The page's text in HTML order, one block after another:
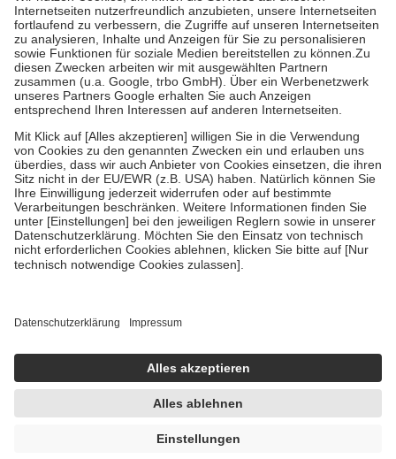
Kosten der Leistung zu entrichten.
Diese Regeln gelten grundsätzlich auch für Online-Apotheken.
Bei Heilmitteln und häuslicher Krankenpflege beträgt die
Zuzahlung zehn Prozent der Kosten sowie zehn Euro je
Verordnung.
Um das Engagement der Versicherten für ihre eigene Gesundheit zu
stärken und die besondere Stellung der Familie zu unterstützen,
fallenkeine Zuzahlungenan bei:
• Kindern und Jugendlichen bis zum vollendeten 18. Lebensjahr
mit Ausnahme der Fahrkosten
• Untersuchungen zur Vorsorge und Früherkennung, die von der
GKV getragen werden
• empfohlenen Schutzimpfungen
• Harn- und Blutteststreifen
getroffen, um sicherzustellen, dass es sich um echte Bewertungen
https://help.etrusted.com/hc/de/articles/4419944605341
Einige Bilder und Inhalte wurden unter Zuhilfenahme künstlicher